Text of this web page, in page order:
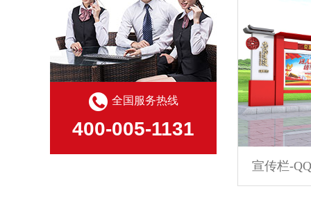
宣传栏-
全国服务热线
400-005-1131